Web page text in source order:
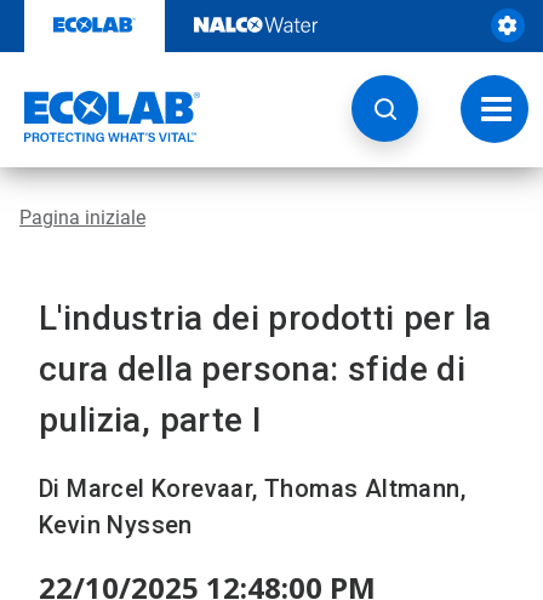
contenuto
Pagina iniziale
L'industria dei prodotti per la
cura della persona: sfide di
pulizia, parte I
Di Marcel Korevaar, Thomas Altmann,
Kevin Nyssen
22/10/2025 12:48:00 PM